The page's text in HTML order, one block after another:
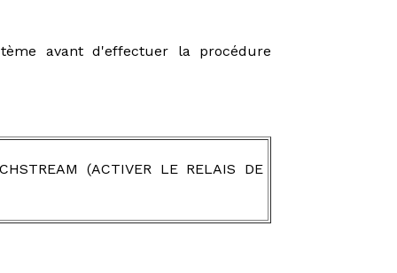
avant d'effectuer la procédure
(ACTIVER LE RELAIS DE